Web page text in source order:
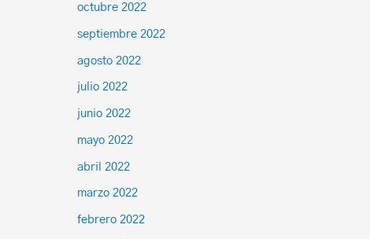
octubre 2022
septiembre 2022
agosto 2022
julio 2022
junio 2022
mayo 2022
abril 2022
marzo 2022
febrero 2022